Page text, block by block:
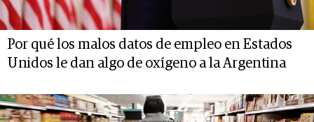
Por qué los malos datos de empleo en Estados
Unidos le dan algo de oxígeno a la Argentina